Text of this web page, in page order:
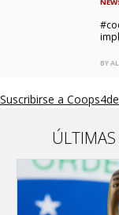
BY
Suscribirse a